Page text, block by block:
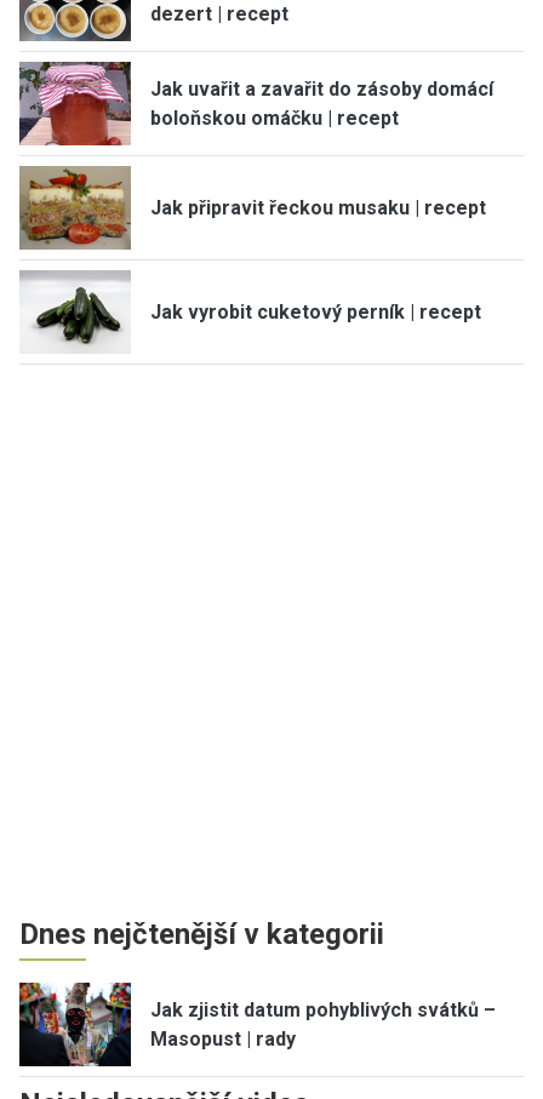
dezert | recept
Jak uvařit a zavařit do zásoby domácí
boloňskou omáčku | recept
Jak připravit řeckou musaku | recept
Jak vyrobit cuketový perník | recept
Dnes nejčtenější v kategorii
Jak zjistit datum pohyblivých svátků –
Masopust | rady